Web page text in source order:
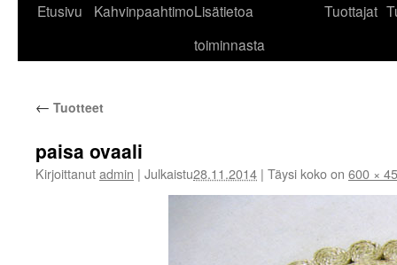
Siirry
Etusivu KahvinpaahtimoLisätietoa
toiminnasta
Tuottajat
← Tuotteet
paisa ovaali
Kirjoittanutadmin | Julkaistu28.11.2014 | Täysi koko on 600 ×